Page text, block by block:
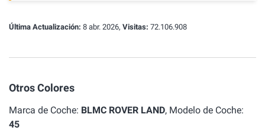
Última Actualización: 8 abr. 2026, Visitas: 72.106.908
Otros Colores
Marca de Coche: BLMC ROVER LAND, Modelo de Coche:
45